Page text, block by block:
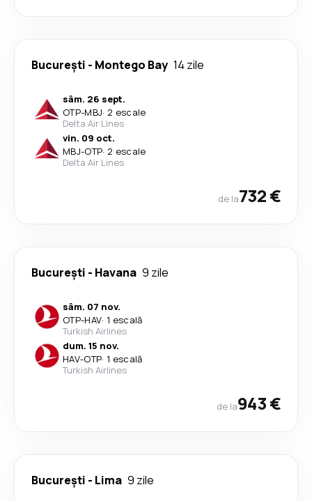
București - Montego Bay 14 zile
sâm. 26 sept.
OTP-MBJ· 2 escale
Delta Air Lines
vin. 09 oct.
MBJ-OTP· 2 escale
Delta Air Lines
de la732 €
București - Havana 9 zile
sâm. 07 nov.
OTP-HAV· 1 escală
Turkish Airlines
dum. 15 nov.
HAV-OTP· 1 escală
Turkish Airlines
de la943 €
București - Lima 9 zile